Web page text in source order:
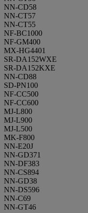
NN-CD58
NN-CT57
NN-CT55
NF-BC1000
NF-GM400
MX-HG4401
SR-DA152WXE
SR-DA152KXE
NN-CD88
SD-PN100
NF-CC500
NF-CC600
MJ-L800
MJ-L900
MJ-L500
MK-F800
NN-E20J
NN-GD371
NN-DF383
NN-CS894
NN-GD38
NN-DS596
NN-C69
NN-GT46